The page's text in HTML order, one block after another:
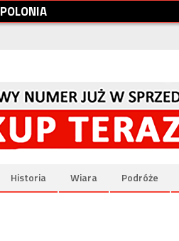
POLONIA
Historia Wiara Podróże